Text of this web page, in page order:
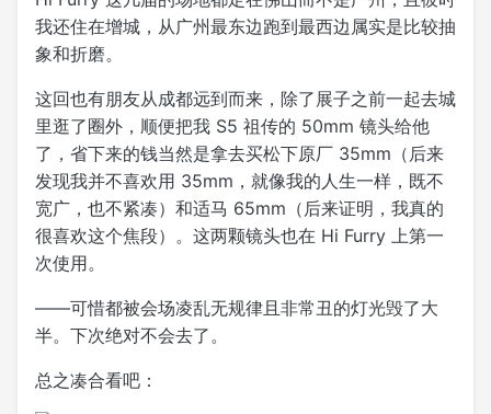
我还住在增城，从广州最东边跑到最西边属实是比较抽
象和折磨。
这回也有朋友从成都远到而来，除了展子之前一起去城
里逛了圈外，顺便把我 S5 祖传的 50mm 镜头给他
了，省下来的钱当然是拿去买松下原厂 35mm（后来
发现我并不喜欢用 35mm，就像我的人生一样，既不
宽广，也不紧凑）和适马 65mm（后来证明，我真的
很喜欢这个焦段）。这两颗镜头也在 Hi Furry 上第一
次使用。
——可惜都被会场凌乱无规律且非常丑的灯光毁了大
半。下次绝对不会去了。
总之凑合看吧：